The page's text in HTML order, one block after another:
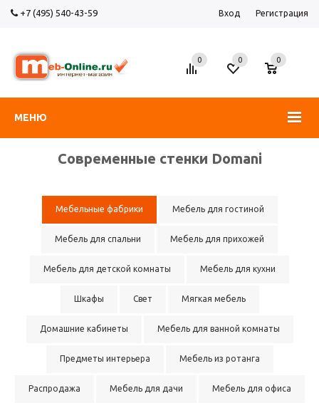
+7 (495) 540-43-59 Вход Регистрация
МЕНЮ
0 0
0
Современные стенки Domani
Мебельные фабрики Мебель для гостиной
Мебель для спальни Мебель для прихожей
Мебель для детской комнаты Мебель для кухни
Шкафы Свет Мягкая мебель
Домашние кабинеты Мебель для ванной комнаты
Предметы интерьера Мебель из ротанга
Распродажа Мебель для дачи Мебель для офиса